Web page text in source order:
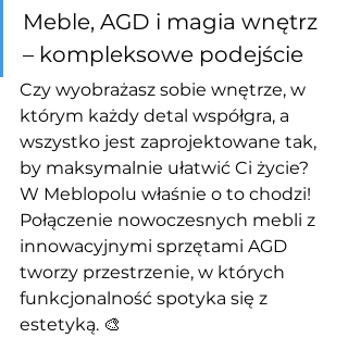
Meble, AGD i magia wnętrz
– kompleksowe podejście
Czy wyobrażasz sobie wnętrze, w
którym każdy detal współgra, a
wszystko jest zaprojektowane tak,
by maksymalnie ułatwić Ci życie?
W Meblopolu właśnie o to chodzi!
Połączenie nowoczesnych mebli z
innowacyjnymi sprzętami AGD
tworzy przestrzenie, w których
funkcjonalność spotyka się z
estetyką. 🎨